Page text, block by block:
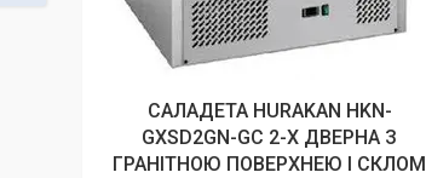
САЛАДЕТА HURAKAN HKN-
GXSD2GN-GC 2-Х ДВЕРНА З
ГРАНІТНОЮ ПОВЕРХНЕЮ І СКЛОМ